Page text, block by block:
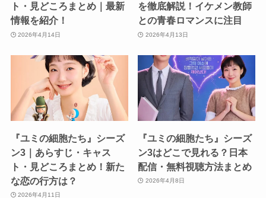
ト・見どころまとめ｜最新
情報を紹介！
2026年4月14日
を徹底解説！イケメン教師
との青春ロマンスに注目
2026年4月13日
『ユミの細胞たち』シーズ
ン3｜あらすじ・キャス
ト・見どころまとめ！新た
な恋の行方は？
2026年4月11日
『ユミの細胞たち』シーズ
ン3はどこで見れる？日本
配信・無料視聴方法まとめ
2026年4月8日